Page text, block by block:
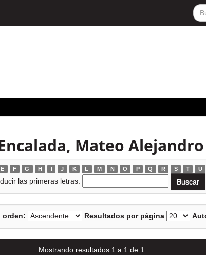
Mateo Alejandro
E F G H I J K L M N O P Q R S T U
las primeras letras:
orden: Resultados por página
Mostrando resultados 1 a 1 de 1